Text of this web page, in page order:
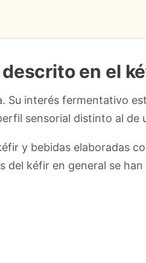
en el
Su interés fermentativo
sensorial distinto al de
y bebidas elaboradas
kéfir en general se